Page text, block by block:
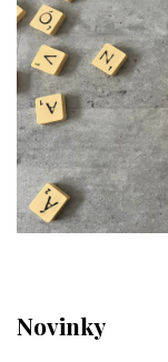
Novinky